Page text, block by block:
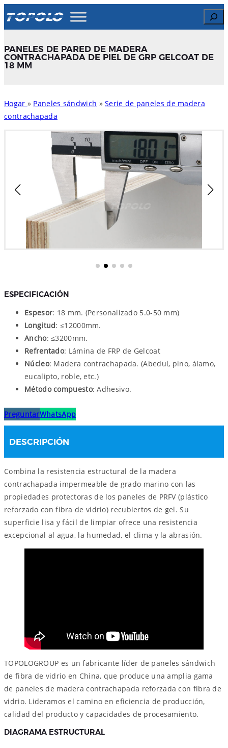
to
Search
PANELES DE PARED DE MADERA
CONTRACHAPADA DE PIEL DE GRP GELCOAT DE
18 MM
Hogar » Paneles sándwich »Serie de paneles de madera
contrachapada
ESPECIFICACIÓN
Espesor: 18 mm. (Personalizado 5.0-50 mm)
Longitud: ≤12000mm.
Ancho: ≤3200mm.
Refrentado: Lámina de FRP de Gelcoat
Núcleo: Madera contrachapada. (Abedul, pino, álamo,
eucalipto, roble, etc.)
Método compuesto: Adhesivo.
PreguntarWhatsApp
DESCRIPCIÓN
Combina la resistencia estructural de la madera
contrachapada impermeable de grado marino con las
propiedades protectoras de los paneles de PRFV (plástico
reforzado con fibra de vidrio) recubiertos de gel. Su
superficie lisa y fácil de limpiar ofrece una resistencia
excepcional al agua, la humedad, el clima y la abrasión.
TOPOLOGROUP es un fabricante líder de paneles sándwich
de fibra de vidrio en China, que produce una amplia gama
de paneles de madera contrachapada reforzada con fibra de
vidrio. Lideramos el camino en eficiencia de producción,
calidad del producto y capacidades de procesamiento.
DIAGRAMA ESTRUCTURAL